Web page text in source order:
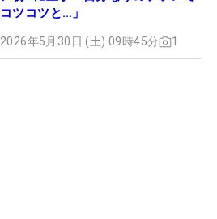
コツコツと…」
2026年5月30日 (土) 09時45分 1